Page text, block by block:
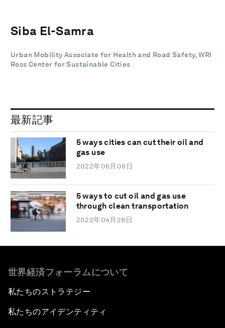
Siba El-Samra
Urban Mobility Associate for Health and Road Safety, WRI
Ross Center for Sustainable Cities
最新記事
5 ways cities can cut their oil and
gas use
2022年06月08日
5 ways to cut oil and gas use
through clean transportation
2022年04月28日
世界経済フォーラムについて
私たちのストラテジー
私たちのアイデンティティ